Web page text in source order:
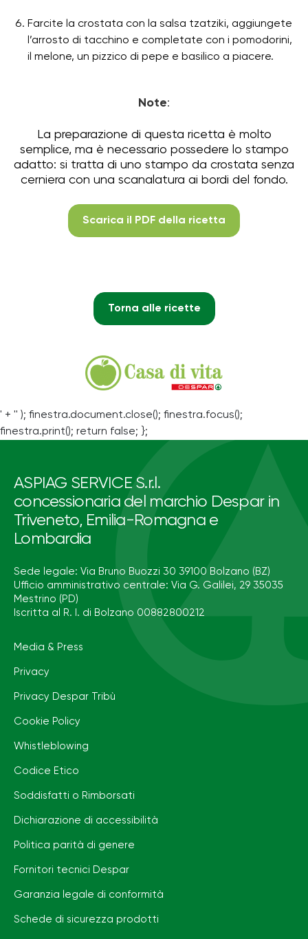
Farcite la crostata con la salsa tzatziki, aggiungete
l’arrosto di tacchino e completate con i pomodorini,
il melone, un pizzico di pepe e basilico a piacere.
Note:
La preparazione di questa ricetta è molto
semplice, ma è necessario possedere lo stampo
adatto: si tratta di uno stampo da crostata senza
cerniera con una scanalatura ai bordi del fondo.
Scarica il PDF della ricetta
Torna alle ricette
' + '' ); finestra.document.close(); finestra.focus();
finestra.print(); return false; };
ASPIAG SERVICE S.r.l.
concessionaria del marchio Despar in
Triveneto, Emilia-Romagna e
Lombardia
Sede legale: Via Bruno Buozzi 30 39100 Bolzano (BZ)
Ufficio amministrativo centrale: Via G. Galilei, 29 35035
Mestrino (PD)
Iscritta al R. I. di Bolzano 00882800212
Media & Press
Privacy
Privacy Despar Tribù
Cookie Policy
Whistleblowing
Codice Etico
Soddisfatti o Rimborsati
Dichiarazione di accessibilità
Politica parità di genere
Fornitori tecnici Despar
Garanzia legale di conformità
Schede di sicurezza prodotti